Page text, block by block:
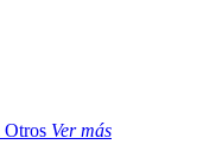
Otros Ver más